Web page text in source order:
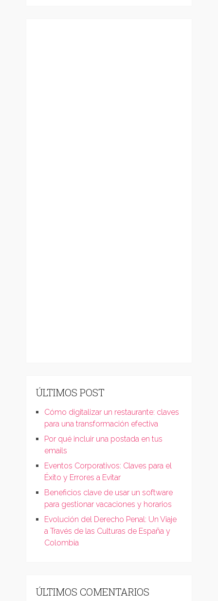
ÚLTIMOS POST
Cómo digitalizar un restaurante: claves
para una transformación efectiva
Por qué incluir una postada en tus
emails
Eventos Corporativos: Claves para el
Éxito y Errores a Evitar
Beneficios clave de usar un software
para gestionar vacaciones y horarios
Evolución del Derecho Penal: Un Viaje
a Través de las Culturas de España y
Colombia
ÚLTIMOS COMENTARIOS